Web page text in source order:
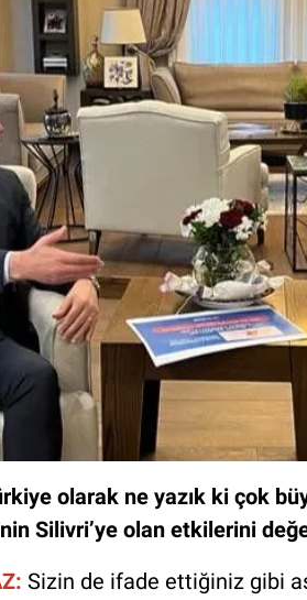
olarak ne yazık ki çok
Silivri’ye olan etkilerini
Sizin de ifade ettiğiniz gibi